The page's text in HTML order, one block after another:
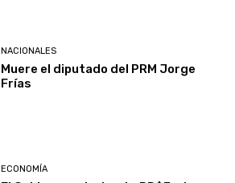
NACIONALES
Muere el diputado del PRM Jorge
Frías
ECONOMÍA